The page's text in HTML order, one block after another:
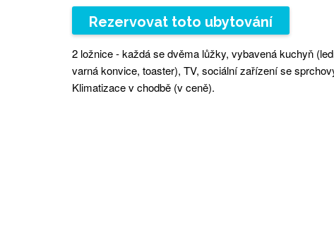
Rezervovat toto ubytování
2 ložnice - každá se dvěma lůžky, vybavená kuchyň
varná konvice, toaster), TV, sociální zařízení se
Klimatizace v chodbě (v ceně).